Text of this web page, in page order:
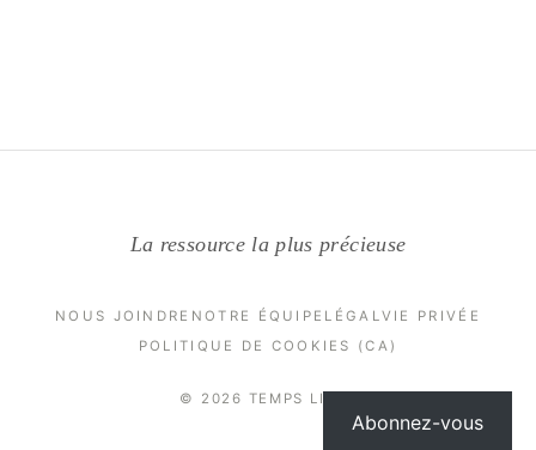
La ressource la plus précieuse
NOUS JOINDRE NOTRE ÉQUIPE LÉGAL VIE PRIVÉE
POLITIQUE DE COOKIES (CA)
© 2026 TEMPS LIBRE
Abonnez-vous